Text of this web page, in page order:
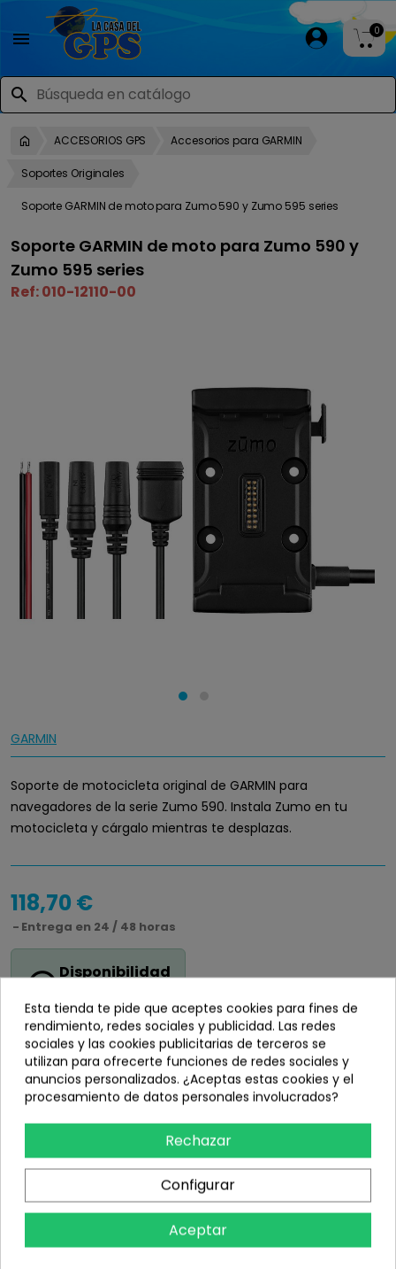

search
0
ACCESORIOS GPS Accesorios para GARMIN
Soportes Originales
Soporte GARMIN de moto para Zumo 590 y Zumo 595 series
Soporte GARMIN de moto para Zumo 590 y
Zumo 595 series
Ref:010-12110-00
GARMIN
Soporte de motocicleta original de GARMIN para
navegadores de la serie Zumo 590. Instala Zumo en tu
motocicleta y cárgalo mientras te desplazas.
118,70 €
Entrega en 24 / 48 horas
info_outlineDisponibilidad
Añadir
Información
Esta tienda te pide que aceptes cookies para fines de
rendimiento, redes sociales y publicidad. Las redes
sociales y las cookies publicitarias de terceros se
utilizan para ofrecerte funciones de redes sociales y
anuncios personalizados. ¿Aceptas estas cookies y el
procesamiento de datos personales involucrados?
Rechazar
Configurar
Aceptar